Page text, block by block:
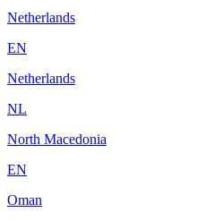
Netherlands
EN
Netherlands
NL
North Macedonia
EN
Oman